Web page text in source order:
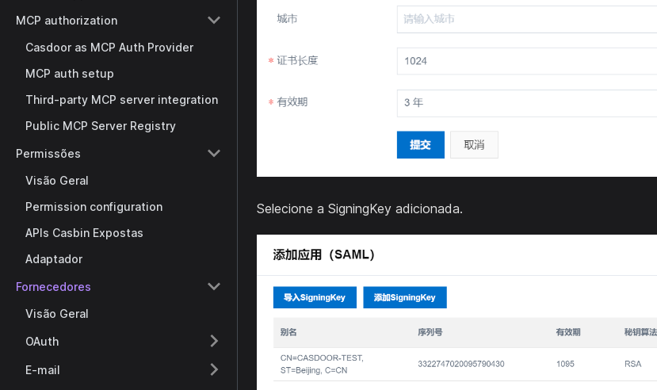
MCP authorization
Casdoor as MCP Auth Provider
MCP auth setup
Third-party MCP server integration
Public MCP Server Registry
Permissões
Visão Geral
Permission configuration
APIs Casbin Expostas
Adaptador
Fornecedores
Visão Geral
OAuth
E-mail
Selecione a SigningKey adicionada.